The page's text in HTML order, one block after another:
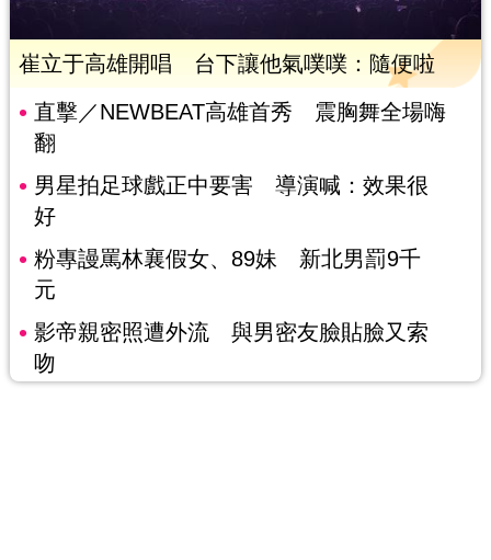
崔立于高雄開唱 台下讓他氣噗噗：隨便啦
直擊／NEWBEAT高雄首秀 震胸舞全場嗨
翻
男星拍足球戲正中要害 導演喊：效果很
好
粉專謾罵林襄假女、89妹 新北男罰9千
元
影帝親密照遭外流 與男密友臉貼臉又索
吻